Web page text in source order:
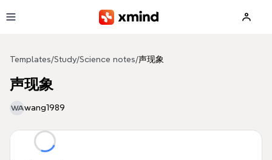
Templates/Study/Science notes/声现象
声现象
WAwang1989